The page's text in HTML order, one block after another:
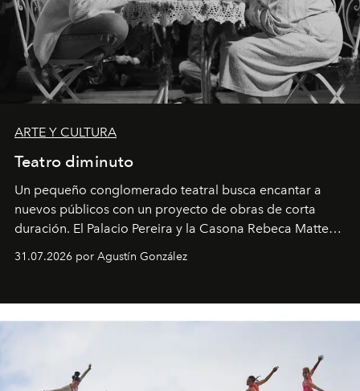
ARTE Y CULTURA
Teatro diminuto
Un pequeño conglomerado teatral busca encantar a
nuevos públicos con un proyecto de obras de corta
duración. El Palacio Pereira y la Casona Rebeca Matte
miniobras. Sus puestas en escena son limpias; ponen el
31.07.2026 por Agustín González